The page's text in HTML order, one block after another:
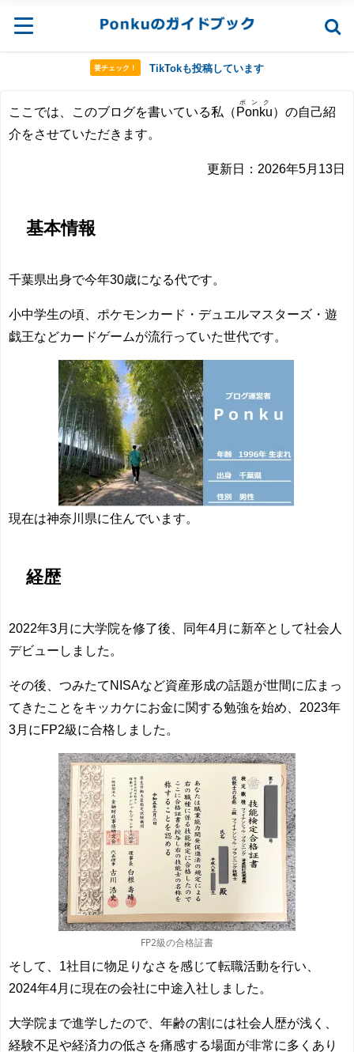
要チェック！ TikTokも投稿しています
ここでは、このブログを書いている私（ Ponku
ポンク
）の自己紹
介をさせていただきます。
更新日：2026年5月13日
基本情報
千葉県出身で今年30歳になる代です。
小中学生の頃、ポケモンカード・デュエルマスターズ・遊
戯王などカードゲームが流行っていた世代です。
現在は神奈川県に住んでいます。
経歴
2022年3月に大学院を修了後、同年4月に新卒として社会人
デビューしました。
その後、つみたてNISAなど資産形成の話題が世間に広まっ
てきたことをキッカケにお金に関する勉強を始め、2023年
3月にFP2級に合格しました。
FP2級の合格証書
そして、1社目に物足りなさを感じて転職活動を行い、
2024年4月に現在の会社に中途入社しました。
大学院まで進学したので、年齢の割には社会人歴が浅く、
経験不足や経済力の低さを痛感する場面が非常に多くあり